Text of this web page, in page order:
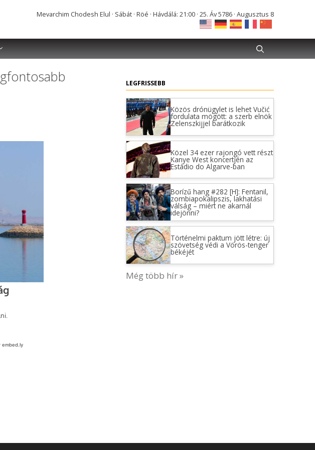
Mevarchim Chodesh Elul · Sábát · Röé · Hávdálá: 21:00 · 25. Áv 5786 · Augusztus 8
LEGFRISSEBB
Közös drónügylet is lehet Vučić
fordulata mögött: a szerb elnök
Zelenszkijjel barátkozik
Közel 34 ezer rajongó vett részt
Kanye West koncertjén az
Estádio do Algarve-ban
Borízű hang #282 [H]: Fentanil,
zombiapokalipszis, lakhatási
válság – miért ne akarnál
idejönni?
Történelmi paktum jött létre: új
szövetség védi a Vörös-tenger
békéjét
Még több hír »